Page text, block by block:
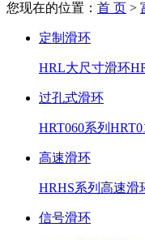
您现在的位置： 首 页 >
定制滑环
HRL大尺寸滑环
过孔式滑环
HRT060系列
高速滑环
HRHS系列高速滑
信号滑环